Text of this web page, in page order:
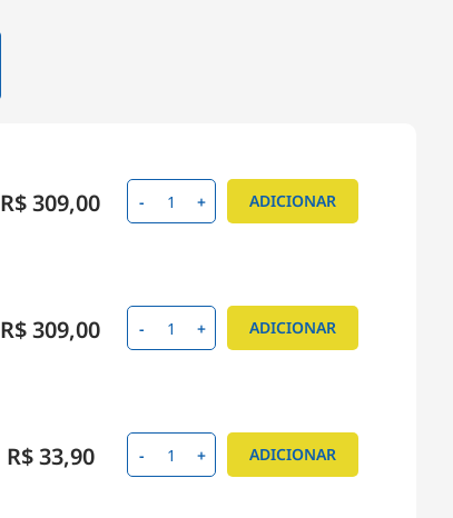
R$ 309,00 - + ADICIONAR
R$ 309,00 - + ADICIONAR
R$ 33,90 - + ADICIONAR